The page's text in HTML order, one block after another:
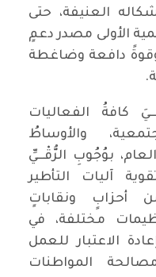
العنيفة، حتى
الأولى مصدر دعمٍ
دافعة وضاغطة
كافةُ الفعاليات
والأوساطُ
بوُجُوبِ الرُّقْـــيِّ
آليات التأطير
أحزابٍ ونقاباتٍ
مختلفة، في
الاعتبار للعمل
المواطنات